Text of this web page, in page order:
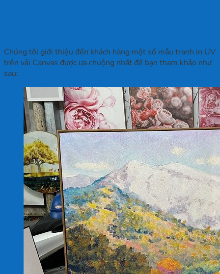
Chúng tôi giới thiệu đến khách hàng một số mẫu tranh in UV
trên vải Canvas được ưa chuộng nhất để bạn tham khảo như
sau: